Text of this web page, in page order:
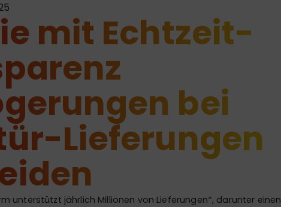
mit Echtzeit-
bei
Lieferungen
unterstützt jährlich Millionen von Lieferungen*, darunter einen